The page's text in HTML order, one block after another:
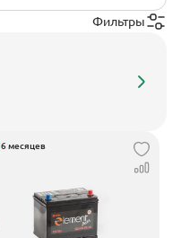
Фильтры
6 месяцев